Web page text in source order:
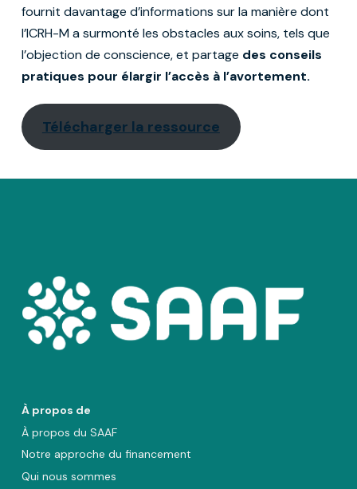
fournit davantage d’informations sur la manière dont
l’ICRH-M a surmonté les obstacles aux soins, tels que
l’objection de conscience, et partage des conseils
pratiques pour élargir l’accès à l’avortement.
Télécharger la ressource
À propos de
À propos du SAAF
Notre approche du financement
Qui nous sommes